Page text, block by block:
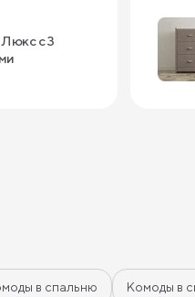
с 3
в спальню Комоды в